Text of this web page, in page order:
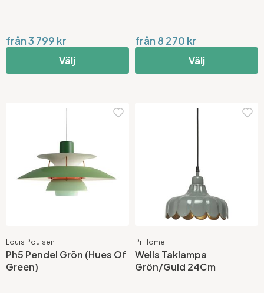
från 3 799 kr
Välj
från 8 270 kr
Välj
Louis Poulsen
Ph5 Pendel Grön (Hues Of
Green)
Pr Home
Wells Taklampa
Grön/Guld 24Cm